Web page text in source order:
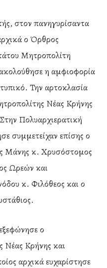
στον πανηγυρίσαντα
ο Όρθρος
Μητροπολίτη
η αμφιοφορία
Την αρτοκλασία
Νέας Κρήνης
Πολυαρχιερατική
συμμετείχαν επίσης ο
Μάνης κ. Χρυσόστομος
Ωρεών και
κ. Φιλόθεος και ο
ο
Νέας Κρήνης και
αρχικά ευχαρίστησε